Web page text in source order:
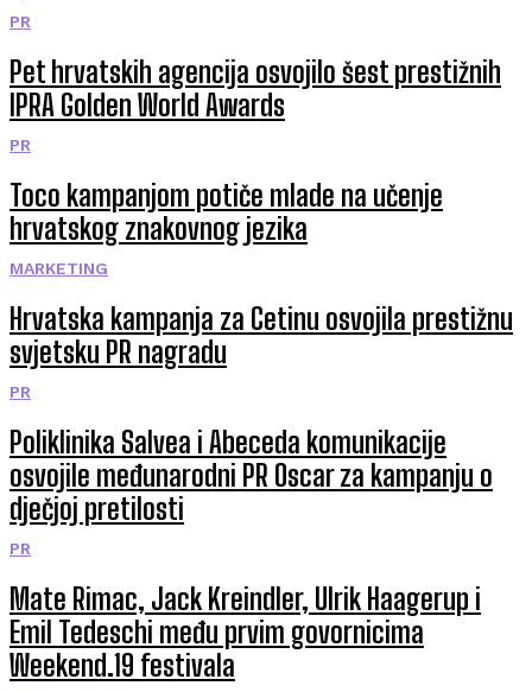
PR
Pet hrvatskih agencija osvojilo šest prestižnih
IPRA Golden World Awards
PR
Toco kampanjom potiče mlade na učenje
hrvatskog znakovnog jezika
MARKETING
Hrvatska kampanja za Cetinu osvojila prestižnu
svjetsku PR nagradu
PR
Poliklinika Salvea i Abeceda komunikacije
osvojile međunarodni PR Oscar za kampanju o
dječjoj pretilosti
PR
Mate Rimac, Jack Kreindler, Ulrik Haagerup i
Emil Tedeschi među prvim govornicima
Weekend.19 festivala